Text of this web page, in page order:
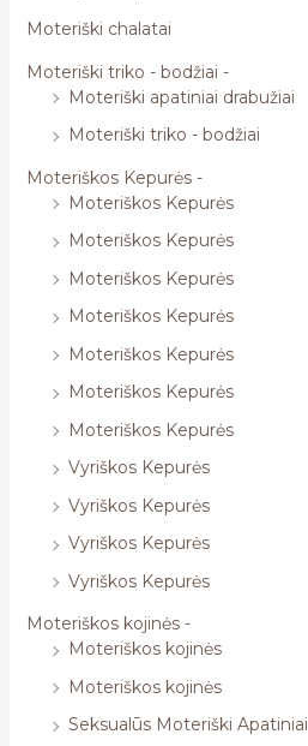
Moteriški chalatai
Moteriški triko - bodžiai -
Moteriški apatiniai drabužiai
Moteriški triko - bodžiai
Moteriškos Kepurės -
Moteriškos Kepurės
Moteriškos Kepurės
Moteriškos Kepurės
Moteriškos Kepurės
Moteriškos Kepurės
Moteriškos Kepurės
Moteriškos Kepurės
Vyriškos Kepurės
Vyriškos Kepurės
Vyriškos Kepurės
Vyriškos Kepurės
Moteriškos kojinės -
Moteriškos kojinės
Moteriškos kojinės
Seksualūs Moteriški Apatiniai